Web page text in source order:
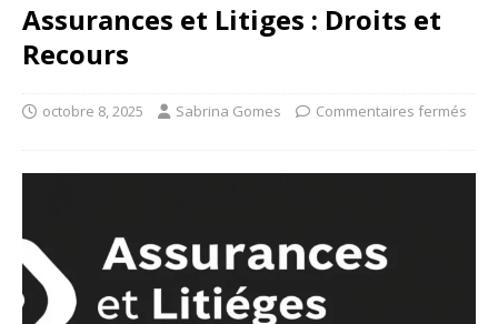
Assurances et Litiges : Droits et
Recours
octobre 8, 2025 Sabrina Gomes Commentaires fermés